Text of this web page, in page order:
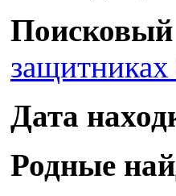
Поисковый
Дата
Родные